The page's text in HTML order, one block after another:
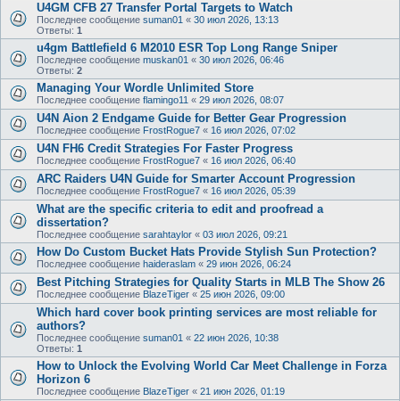
U4GM CFB 27 Transfer Portal Targets to Watch
Последнее сообщение suman01 « 30 июл 2026, 13:13
Ответы: 1
u4gm Battlefield 6 M2010 ESR Top Long Range Sniper
Последнее сообщение muskan01 « 30 июл 2026, 06:46
Ответы: 2
Managing Your Wordle Unlimited Store
Последнее сообщение flamingo11 « 29 июл 2026, 08:07
U4N Aion 2 Endgame Guide for Better Gear Progression
Последнее сообщение FrostRogue7 « 16 июл 2026, 07:02
U4N FH6 Credit Strategies For Faster Progress
Последнее сообщение FrostRogue7 « 16 июл 2026, 06:40
ARC Raiders U4N Guide for Smarter Account Progression
Последнее сообщение FrostRogue7 « 16 июл 2026, 05:39
What are the specific criteria to edit and proofread a
dissertation?
Последнее сообщение sarahtaylor « 03 июл 2026, 09:21
How Do Custom Bucket Hats Provide Stylish Sun Protection?
Последнее сообщение haideraslam « 29 июн 2026, 06:24
Best Pitching Strategies for Quality Starts in MLB The Show 26
Последнее сообщение BlazeTiger « 25 июн 2026, 09:00
Which hard cover book printing services are most reliable for
authors?
Последнее сообщение suman01 « 22 июн 2026, 10:38
Ответы: 1
How to Unlock the Evolving World Car Meet Challenge in Forza
Horizon 6
Последнее сообщение BlazeTiger « 21 июн 2026, 01:19